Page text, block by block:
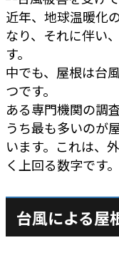
近年、地球温暖化
なり、それに伴い
す。
中でも、屋根は台
つです。
ある専門機関の調
うち最も多いのが
います。これは、
く上回る数字です。
台風による屋